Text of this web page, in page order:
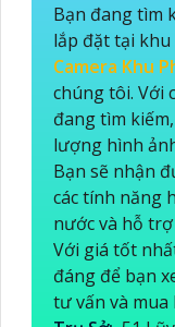
Bạn đang tìm
lắp đặt tại khu
Camera Khu
chúng tôi. Với
đang tìm
lượng hình
Bạn sẽ nhận
các tính năng
nước và hỗ
Với giá tốt
đáng để bạn
tư vấn và mua